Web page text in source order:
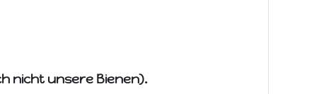
nicht unsere Bienen).